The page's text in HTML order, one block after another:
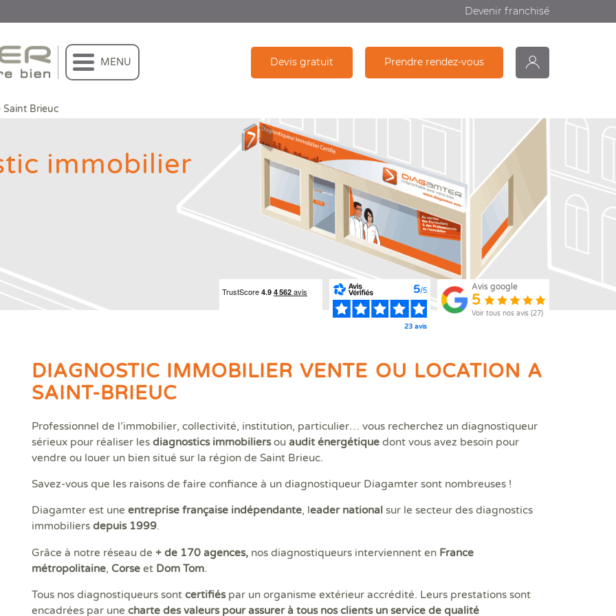
Devenir franchisé
MENU Devis gratuit Prendre rendez-vous
et s'engage à être irréprochable pour votre bien !
Quels sont les diagnostics immobiliers obligatoires lors d'une vente ou une location ?
Quels diagnostics pour bénéficier des aides à la rénovation ?
Vos diagnostics immobiliers en copropriété
Diagnostics avant et après travaux ou démolition
Qui sommes-nous ?
Saint Brieuc
immobilier
5/5
23 avis
Avis google
5
Voir tous nos avis (27)
DIAGNOSTIC IMMOBILIER VENTE OU LOCATION A
SAINT-BRIEUC
Professionnel de l’immobilier, collectivité, institution, particulier… vous recherchez un diagnostiqueur
sérieux pour réaliser les diagnostics immobiliersou audit énergétique dont vous avez besoin pour
vendre ou louer un bien situé sur la région de Saint Brieuc.
Savez-vous que les raisons de faire confiance à un diagnostiqueur Diagamter sont nombreuses !
Diagamter est une entreprise française indépendante, leader national sur le secteur des diagnostics
immobiliers depuis 1999.
Grâce à notre réseau de + de 170 agences, nos diagnostiqueurs interviennent en France
métropolitaine, Corse et Dom Tom.
Tous nos diagnostiqueurs sont certifiéspar un organisme extérieur accrédité. Leurs prestations sont
encadrées par une charte des valeurs pour assurer à tous nos clientsun service de qualité